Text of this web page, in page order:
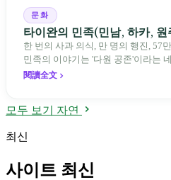
문화
타이완의 민족(민남, 하카,
한 번의 사과 의식, 만 명의 행진,
민족의 이야기는 '다원 공존'이라는
閱讀全文
모두 보기 자연
최신
사이트 최신